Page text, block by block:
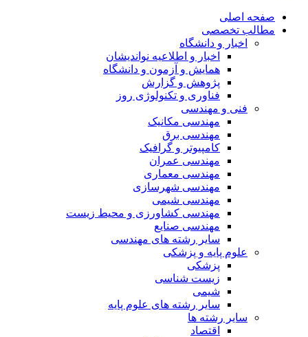
صفحه اصلی
مطالب تخصصی
اخبار و دانشگاه
اخبار و اطلاعیه نواندیشان
همایش و آزمون و دانشگاه
پژوهش و گزارش
فناوری و تکنولوژی روز
فنی و مهندسی
مهندسی مکانیک
مهندسی برق
کامپیوتر و گرافیک
مهندسی عمران
مهندسی معماری
مهندسی شهرسازی
مهندسی شیمی
مهندسی کشاورزی و محیط زیست
مهندسی صنایع
سایر رشته های مهندسی
علوم پایه و پزشکی
پزشکی
زیست شناسی
شیمی
سایر رشته های علوم پایه
سایر رشته ها
اقتصاد